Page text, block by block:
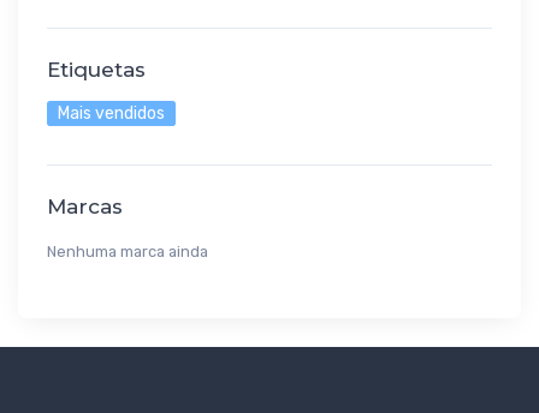
Etiquetas
Mais vendidos
Marcas
Nenhuma marca ainda